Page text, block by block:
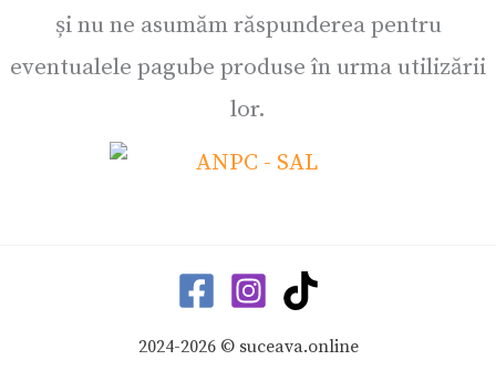
și nu ne asumăm răspunderea pentru
eventualele pagube produse în urma utilizării
lor.
2024-2026 © suceava.online